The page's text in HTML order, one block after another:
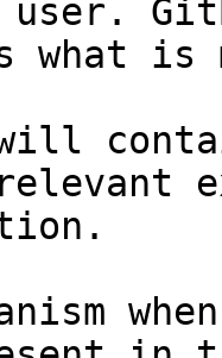
user.
what
will